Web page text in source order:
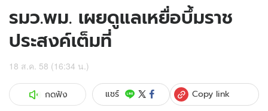
รมว.พม. เผยดูแลเหยื่อบึ้มราช
ประสงค์เต็มที่
18 ส.ค. 58 (16:34 น.)
กดฟัง แชร์ Copy link